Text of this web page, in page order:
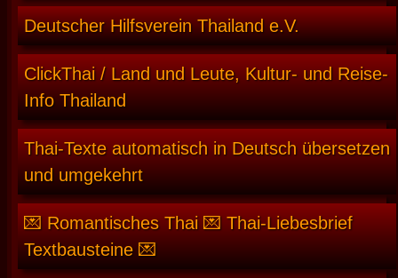
Deutscher Hilfsverein Thailand e.V.
ClickThai / Land und Leute, Kultur- und Reise-
Info Thailand
Thai-Texte automatisch in Deutsch übersetzen
und umgekehrt
💌 Romantisches Thai 💌 Thai-Liebesbrief
Textbausteine 💌